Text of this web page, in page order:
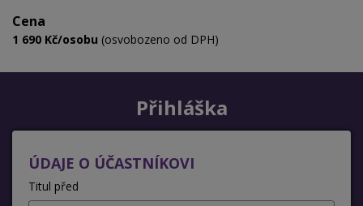
Cena
1 690 Kč/osobu (osvobozeno od DPH)
Přihláška
ÚDAJE O ÚČASTNÍKOVI
Titul před